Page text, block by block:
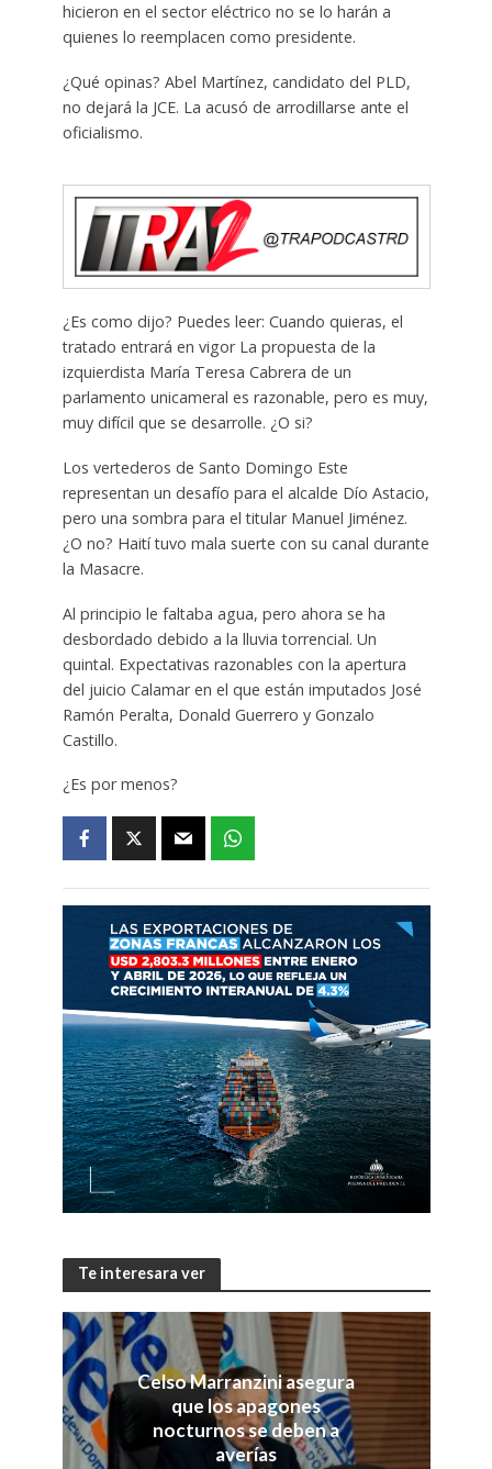
hicieron en el sector eléctrico no se lo harán a
quienes lo reemplacen como presidente.
¿Qué opinas? Abel Martínez, candidato del PLD,
no dejará la JCE. La acusó de arrodillarse ante el
oficialismo.
¿Es como dijo? Puedes leer: Cuando quieras, el
tratado entrará en vigor La propuesta de la
izquierdista María Teresa Cabrera de un
parlamento unicameral es razonable, pero es muy,
muy difícil que se desarrolle. ¿O si?
Los vertederos de Santo Domingo Este
representan un desafío para el alcalde Dío Astacio,
pero una sombra para el titular Manuel Jiménez.
¿O no? Haití tuvo mala suerte con su canal durante
la Masacre.
Al principio le faltaba agua, pero ahora se ha
desbordado debido a la lluvia torrencial. Un
quintal. Expectativas razonables con la apertura
del juicio Calamar en el que están imputados José
Ramón Peralta, Donald Guerrero y Gonzalo
Castillo.
¿Es por menos?
Te interesara ver
Celso Marranzini asegura
que los apagones
nocturnos se deben a
averías